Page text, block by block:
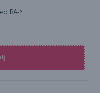
BA-2